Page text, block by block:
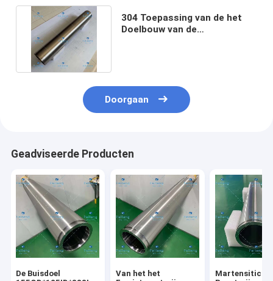
304 Toepassing van de het
Doelbouw van de
Doorgaan
Geadviseerde Producten
De Buisdoel
Van het het
Martensitic